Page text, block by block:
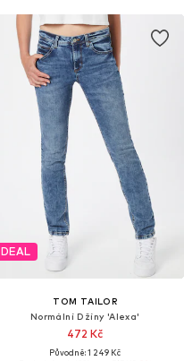
DEAL
TOM TAILOR
Normální Džíny 'Alexa'
472 Kč
Původně: 1 249 Kč